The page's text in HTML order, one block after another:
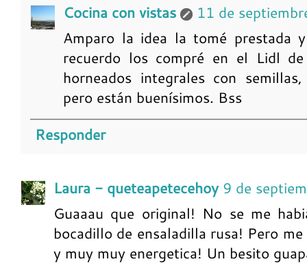
Cocina con vistas
11 de
Amparo la idea la tomé prestada
recuerdo los compré en el Lidl
horneados integrales con
pero están buenísimos. Bss
Responder
Laura - queteapetecehoy 9 de
Guaaau que original! No se me
bocadillo de ensaladilla rusa! Pero
y muy muy energetica! Un besito